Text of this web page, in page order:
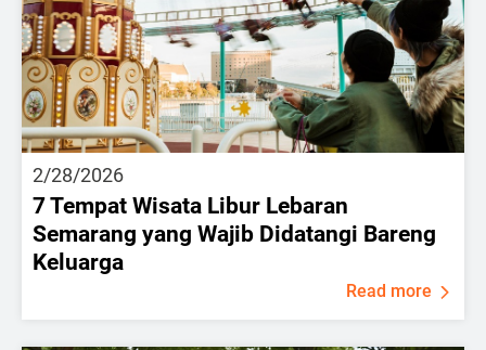
2/28/2026
7 Tempat Wisata Libur Lebaran
Semarang yang Wajib Didatangi Bareng
Keluarga
Read more